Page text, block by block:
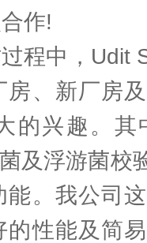
作!
程中，Udit
房、新厂房
的兴趣。其
及浮游菌校
能。我公司
的性能及简